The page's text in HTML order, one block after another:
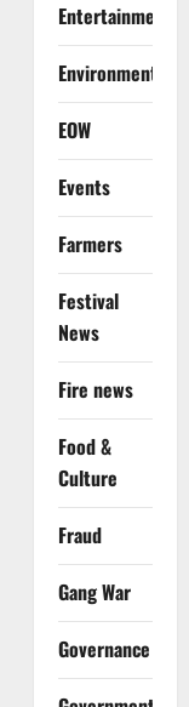
Entertainment
Environment
EOW
Events
Farmers
Festival
News
Fire news
Food &
Culture
Fraud
Gang War
Governance